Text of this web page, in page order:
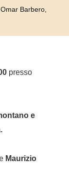
Barbero,
presso
e
Maurizio